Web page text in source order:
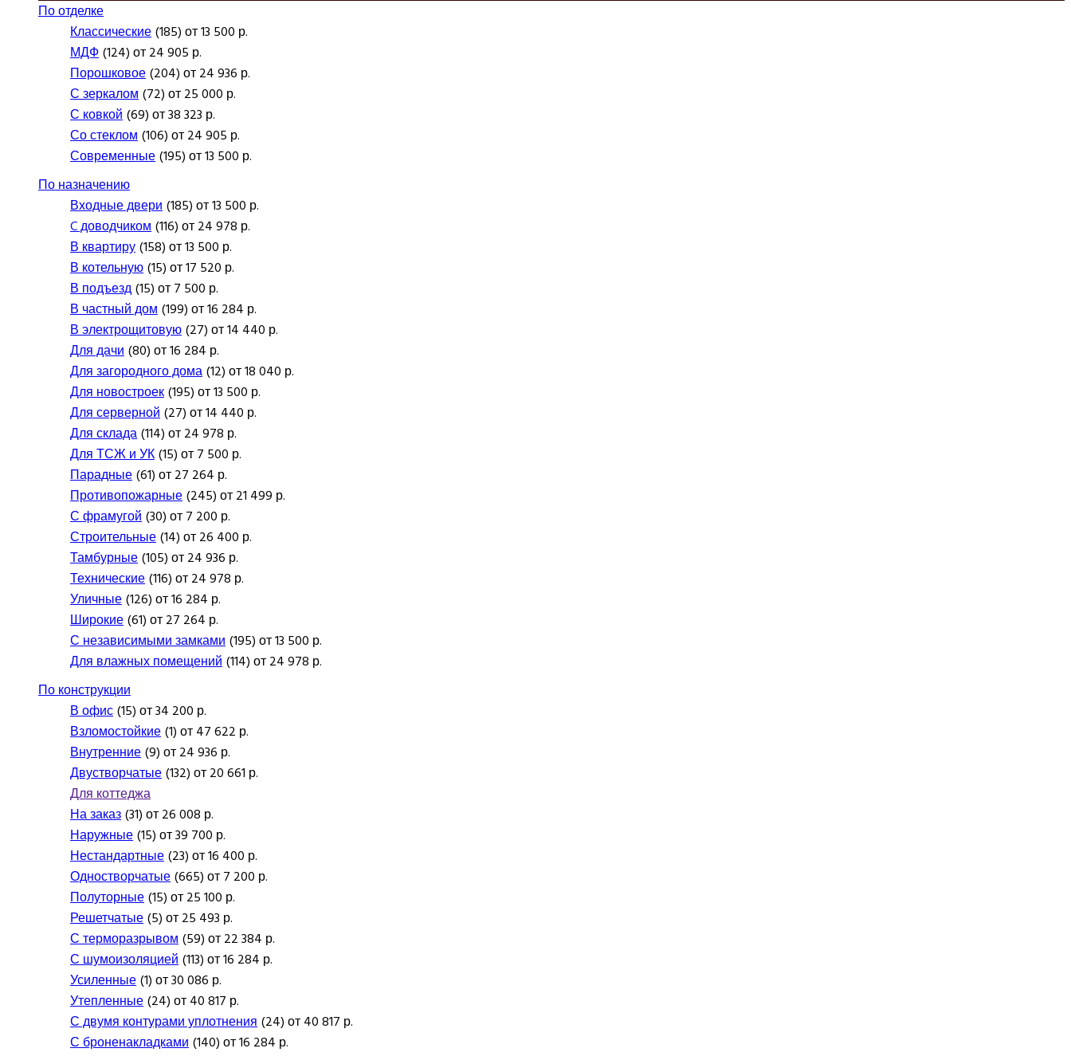
По отделке
Классические(185) от 13 500 р.
МДФ(124) от 24 905 р.
Порошковое(204) от 24 936 р.
С зеркалом(72) от 25 000 р.
С ковкой(69) от 38 323 р.
Со стеклом(106) от 24 905 р.
Современные(195) от 13 500 р.
По назначению
Входные двери(185) от 13 500 р.
C доводчиком(116) от 24 978 р.
В квартиру(158) от 13 500 р.
В котельную(15) от 17 520 р.
В подъезд(15) от 7 500 р.
В частный дом(199) от 16 284 р.
В электрощитовую(27) от 14 440 р.
Для дачи(80) от 16 284 р.
Для загородного дома(12) от 18 040 р.
Для новостроек(195) от 13 500 р.
Для серверной(27) от 14 440 р.
Для склада(114) от 24 978 р.
Для ТСЖ и УК(15) от 7 500 р.
Парадные(61) от 27 264 р.
Противопожарные(245) от 21 499 р.
С фрамугой(30) от 7 200 р.
Строительные(14) от 26 400 р.
Тамбурные(105) от 24 936 р.
Технические(116) от 24 978 р.
Уличные(126) от 16 284 р.
Широкие(61) от 27 264 р.
С независимыми замками(195) от 13 500 р.
Для влажных помещений(114) от 24 978 р.
По конструкции
В офис(15) от 34 200 р.
Взломостойкие(1) от 47 622 р.
Внутренние(9) от 24 936 р.
Двустворчатые(132) от 20 661 р.
Для коттеджа
На заказ(31) от 26 008 р.
Наружные(15) от 39 700 р.
Нестандартные(23) от 16 400 р.
Одностворчатые(665) от 7 200 р.
Полуторные(15) от 25 100 р.
Решетчатые(5) от 25 493 р.
С терморазрывом(59) от 22 384 р.
С шумоизоляцией(113) от 16 284 р.
Усиленные(1) от 30 086 р.
Утепленные(24) от 40 817 р.
С двумя контурами уплотнения(24) от 40 817 р.
С броненакладками(140) от 16 284 р.